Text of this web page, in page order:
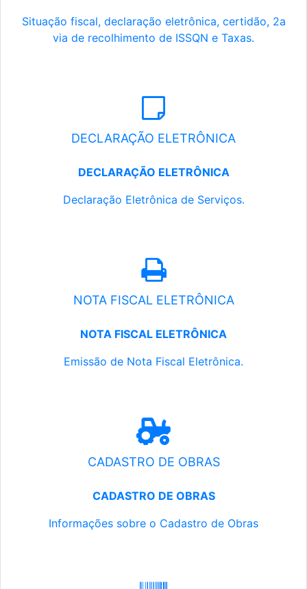
Situação fiscal, declaração eletrônica, certidão, 2a
via de recolhimento de ISSQN e Taxas.
DECLARAÇÃO ELETRÔNICA
DECLARAÇÃO ELETRÔNICA
Declaração Eletrônica de Serviços.
NOTA FISCAL ELETRÔNICA
NOTA FISCAL ELETRÔNICA
Emissão de Nota Fiscal Eletrônica.
CADASTRO DE OBRAS
CADASTRO DE OBRAS
Informações sobre o Cadastro de Obras